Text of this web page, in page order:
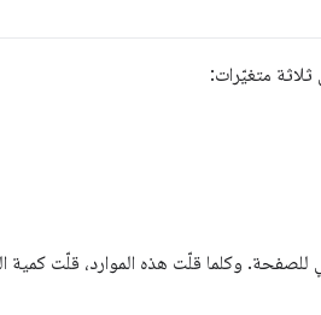
متغيّرات:
وكلما قلّت هذه الموارد، قلّت كمية